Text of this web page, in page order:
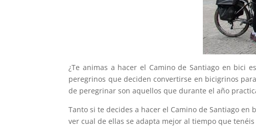
¿Te animas a hacer el Camino de Santiago en bici
peregrinos que deciden convertirse en bicigrinos
de peregrinar son aquellos que durante el año
Tanto si te decides a hacer el Camino de Santiago
ver cual de ellas se adapta mejor al tiempo que